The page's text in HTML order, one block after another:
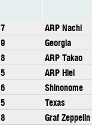
7 ARP Nachi
9 Georgia
8 ARP Takao
5 ARP Hiei
6 Shinonome
5 Texas
8 Graf